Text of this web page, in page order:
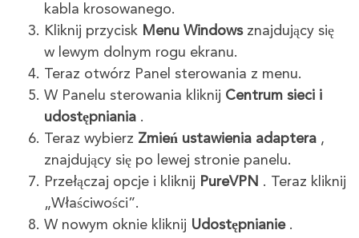
kabla krosowanego.
Kliknij przycisk Menu Windows znajdujący się
w lewym dolnym rogu ekranu.
Teraz otwórz Panel sterowania z menu.
W Panelu sterowania kliknij Centrum sieci i
udostępniania .
Teraz wybierz Zmień ustawienia adaptera ,
znajdujący się po lewej stronie panelu.
Przełączaj opcje i kliknij PureVPN . Teraz kliknij
„Właściwości”.
W nowym oknie kliknij Udostępnianie .